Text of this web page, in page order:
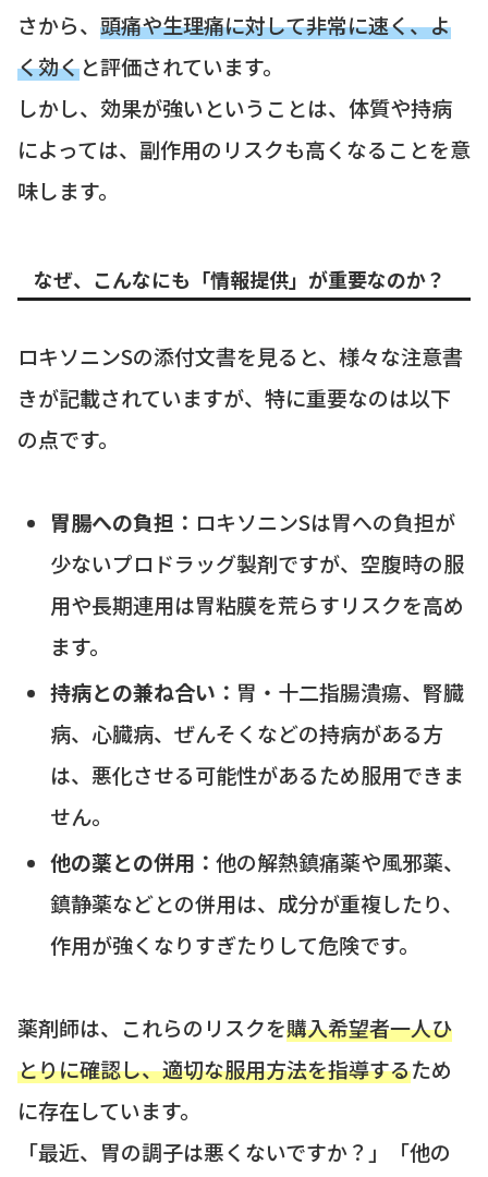
さから、 頭痛や生理痛に対して非常に速く、よ
く効くと評価されています。
しかし、効果が強いということは、体質や持病
によっては、副作用のリスクも高くなることを意
味します。
なぜ、こんなにも「情報提供」が重要なのか？
ロキソニンSの添付文書を見ると、様々な注意書
きが記載されていますが、特に重要なのは以下
の点です。
胃腸への負担： ロキソニンSは胃への負担が
少ないプロドラッグ製剤ですが、空腹時の服
用や長期連用は胃粘膜を荒らすリスクを高め
ます。
持病との兼ね合い： 胃・十二指腸潰瘍、腎臓
病、心臓病、ぜんそくなどの持病がある方
は、悪化させる可能性があるため服用できま
せん。
他の薬との併用： 他の解熱鎮痛薬や風邪薬、
鎮静薬などとの併用は、成分が重複したり、
作用が強くなりすぎたりして危険です。
薬剤師は、これらのリスクを購入希望者一人ひ
とりに確認し、適切な服用方法を指導するため
に存在しています。
「最近、胃の調子は悪くないですか？」「他の